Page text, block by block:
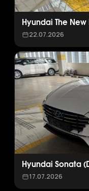
Hyundai The
22.07.2026
Hyundai Sonata
17.07.2026